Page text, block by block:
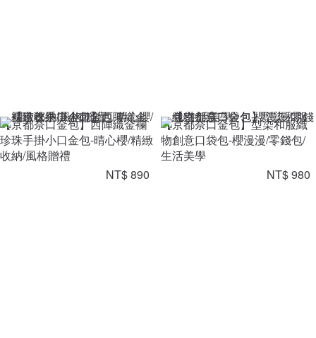
【京都奈口金包】西陣織金襴
珍珠手掛小口金包-晴心櫻/精緻
收納/風格贈禮
NT$ 890
【京都奈口金包】型染和服織
物創意口袋包-櫻漫漫/零錢包/
生活美學
NT$ 980